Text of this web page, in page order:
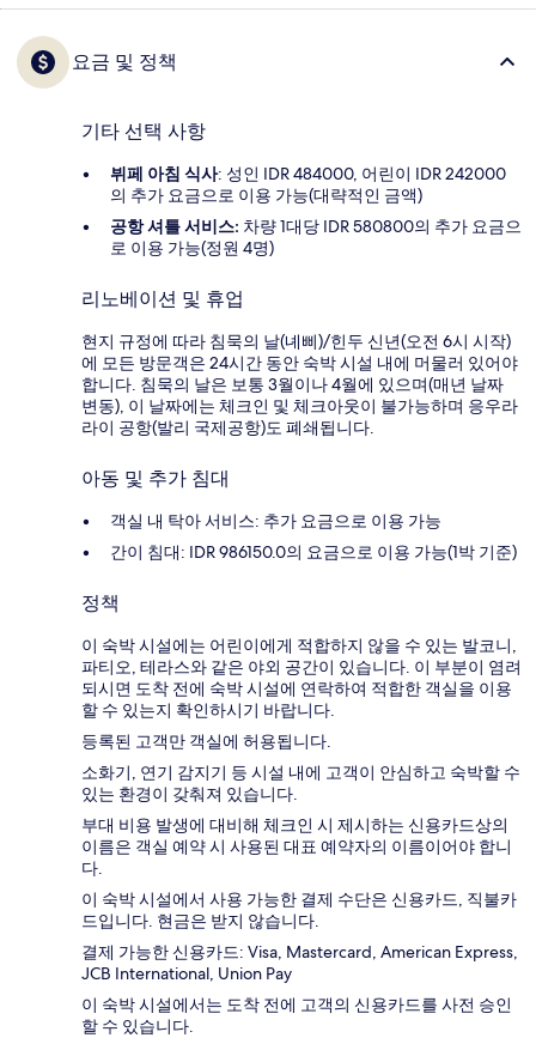
요금 및 정책
기타 선택 사항
뷔페 아침 식사: 성인 IDR 484000, 어린이 IDR 242000
의 추가 요금으로 이용 가능(대략적인 금액)
공항 셔틀 서비스: 차량 1대당 IDR 580800의 추가 요금으
로 이용 가능(정원 4명)
리노베이션 및 휴업
현지 규정에 따라 침묵의 날(녜삐)/힌두 신년(오전 6시 시작)
에 모든 방문객은 24시간 동안 숙박 시설 내에 머물러 있어야
합니다. 침묵의 날은 보통 3월이나 4월에 있으며(매년 날짜
변동), 이 날짜에는 체크인 및 체크아웃이 불가능하며 응우라
라이 공항(발리 국제공항)도 폐쇄됩니다.
아동 및 추가 침대
객실 내 탁아 서비스: 추가 요금으로 이용 가능
간이 침대: IDR 986150.0의 요금으로 이용 가능(1박 기준)
정책
이 숙박 시설에는 어린이에게 적합하지 않을 수 있는 발코니,
파티오, 테라스와 같은 야외 공간이 있습니다. 이 부분이 염려
되시면 도착 전에 숙박 시설에 연락하여 적합한 객실을 이용
할 수 있는지 확인하시기 바랍니다.
등록된 고객만 객실에 허용됩니다.
소화기, 연기 감지기 등 시설 내에 고객이 안심하고 숙박할 수
있는 환경이 갖춰져 있습니다.
부대 비용 발생에 대비해 체크인 시 제시하는 신용카드상의
이름은 객실 예약 시 사용된 대표 예약자의 이름이어야 합니
다.
이 숙박 시설에서 사용 가능한 결제 수단은 신용카드, 직불카
드입니다. 현금은 받지 않습니다.
결제 가능한 신용카드: Visa, Mastercard, American Express,
JCB International, Union Pay
이 숙박 시설에서는 도착 전에 고객의 신용카드를 사전 승인
할 수 있습니다.